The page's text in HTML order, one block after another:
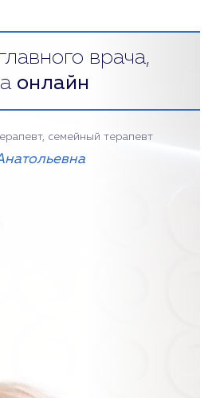
врача,
онлайн
семейный терапевт